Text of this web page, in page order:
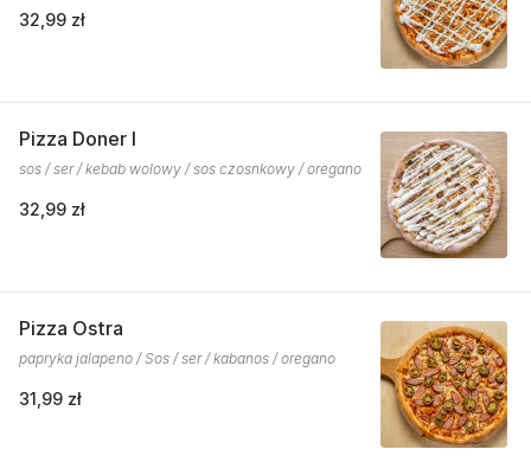
32,99 zł
Pizza Doner I
sos / ser / kebab wolowy / sos czosnkowy / oregano
32,99 zł
Pizza Ostra
papryka jalapeno / Sos / ser / kabanos / oregano
31,99 zł